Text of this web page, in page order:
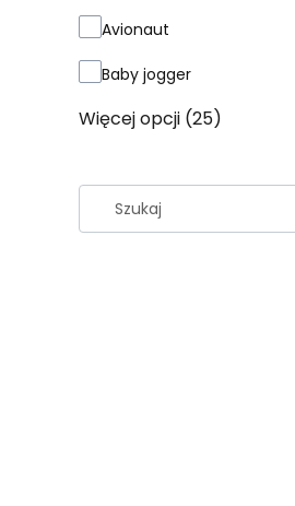
Avionaut
Baby jogger
Więcej opcji (25)